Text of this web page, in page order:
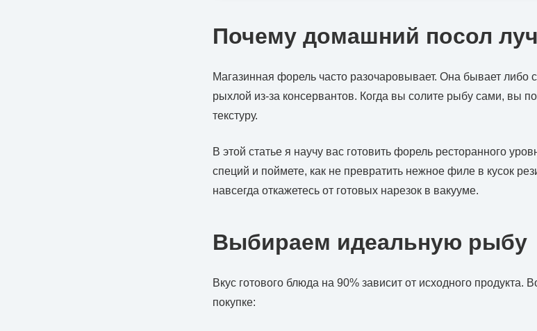
Почему домашний посол
Магазинная форель часто разочаровывает. Она бывает
рыхлой из-за консервантов. Когда вы солите рыбу сами, вы
текстуру.
В этой статье я научу вас готовить форель ресторанного
специй и поймете, как не превратить нежное филе в кусок
навсегда откажетесь от готовых нарезок в вакууме.
Выбираем идеальную рыбу
Вкус готового блюда на 90% зависит от исходного продукта.
покупке: